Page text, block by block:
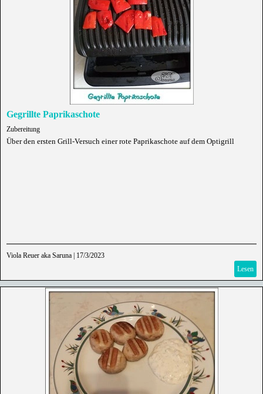
Gegrillte Paprikaschote
Zubereitung
Über den ersten Grill-Versuch einer rote Paprikaschote auf dem Optigrill
Viola Reuer aka Saruna
17/3/2023
Lesen